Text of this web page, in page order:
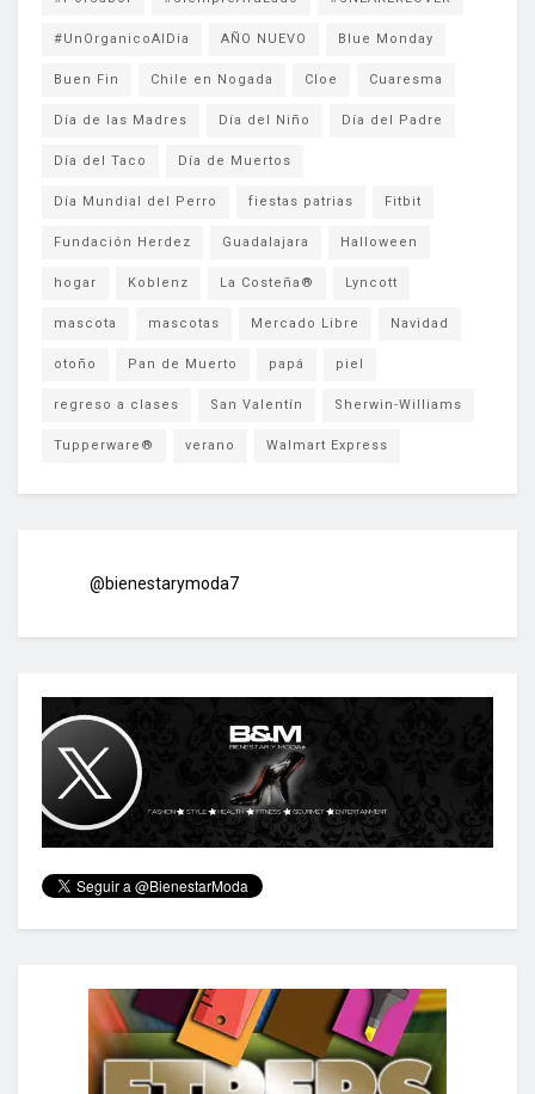
#UnOrganicoAlDia AÑO NUEVO Blue Monday
Buen Fin Chile en Nogada Cloe Cuaresma
Día de las Madres Día del Niño Día del Padre
Día del Taco Día de Muertos
Día Mundial del Perro fiestas patrias Fitbit
Fundación Herdez Guadalajara Halloween
hogar Koblenz La Costeña® Lyncott
mascota mascotas Mercado Libre Navidad
otoño Pan de Muerto papá piel
regreso a clases San Valentín Sherwin-Williams
Tupperware® verano Walmart Express
@bienestarymoda7